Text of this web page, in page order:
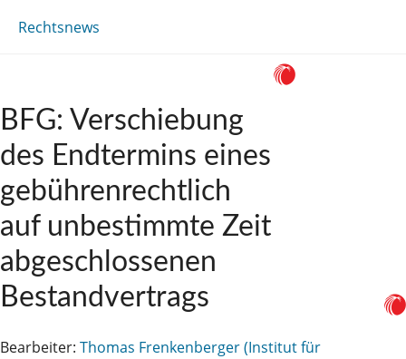
Rechtsnews
BFG: Verschiebung
des Endtermins eines
gebührenrechtlich
auf unbestimmte Zeit
abgeschlossenen
Bestandvertrags
Bearbeiter: Thomas Frenkenberger (Institut für